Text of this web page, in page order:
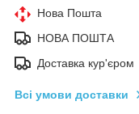
Нова Пошта
НОВА ПОШТА
Доставка кур'єром
Всі умови доставки